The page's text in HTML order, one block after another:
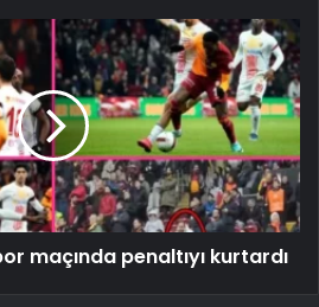
maçında penaltıyı kurtardı